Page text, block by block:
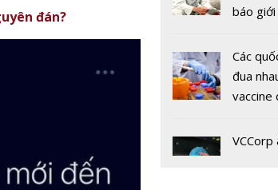
đán?
báo
Các
đua
vaccine